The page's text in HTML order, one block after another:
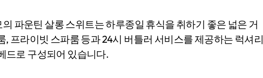
파운틴 살롱 스위트는 하루종일 휴식을 취하기 좋은 넓은 거
프라이빗 스파룸 등과 24시 버틀러 서비스를 제공하는 럭셔리
드로 구성되어 있습니다.